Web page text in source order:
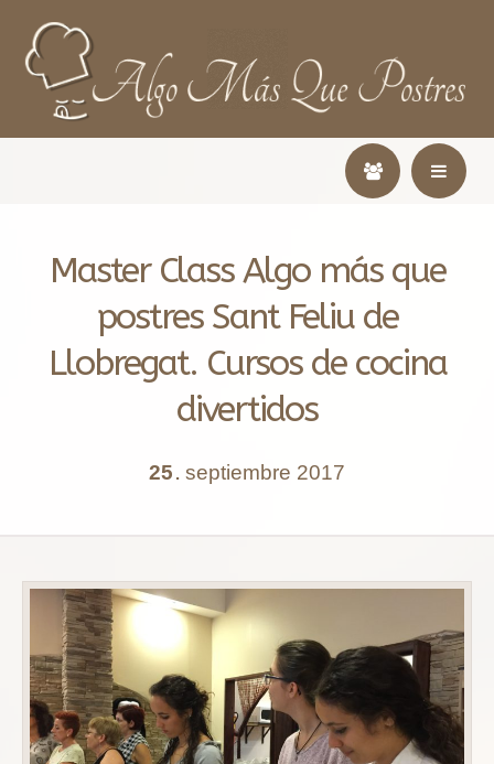
Master Class Algo más que
postres Sant Feliu de
Llobregat. Cursos de cocina
divertidos
25 . septiembre 2017